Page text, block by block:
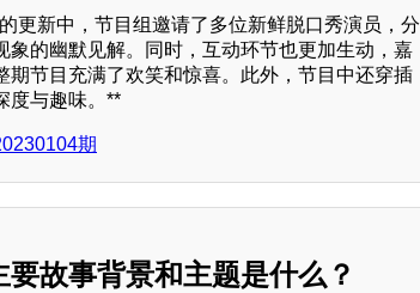
更新中，节目组邀请了多位新鲜脱口秀演员，分
象的幽默见解。同时，互动环节也更加生动，嘉
期节目充满了欢笑和惊喜。此外，节目中还穿插
度与趣味。**
期
故事背景和主题是什么？